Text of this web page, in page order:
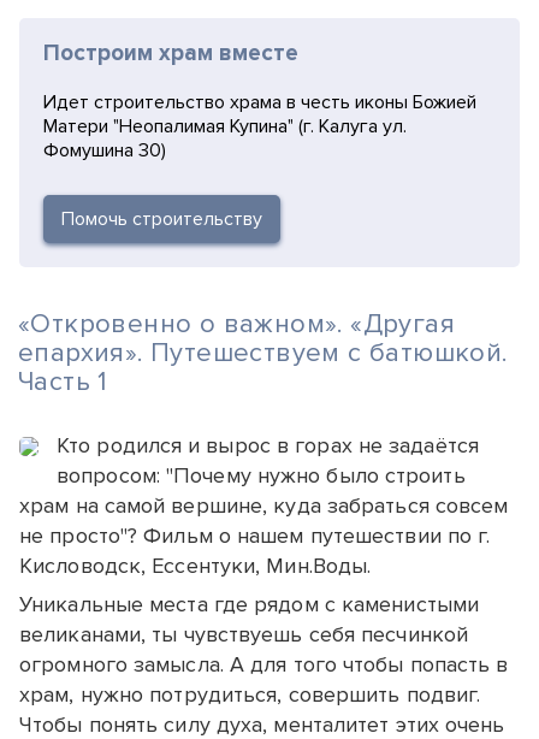
Построим храм вместе
Идет строительство храма в честь иконы Божией
Матери "Неопалимая Купина" (г. Калуга ул.
Фомушина 30)
Помочь строительству
«Откровенно о важном». «Другая
епархия». Путешествуем с батюшкой.
Часть 1
Кто родился и вырос в горах не задаётся
вопросом: "Почему нужно было строить
храм на самой вершине, куда забраться совсем
не просто"? Фильм о нашем путешествии по г.
Кисловодск, Ессентуки, Мин.Воды.
Уникальные места где рядом с каменистыми
великанами, ты чувствуешь себя песчинкой
огромного замысла. А для того чтобы попасть в
храм, нужно потрудиться, совершить подвиг.
Чтобы понять силу духа, менталитет этих очень